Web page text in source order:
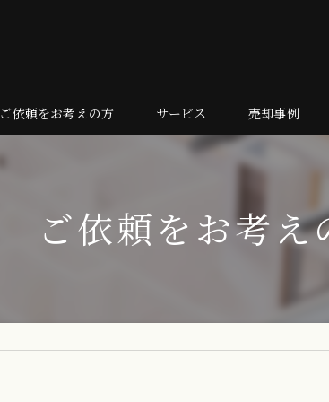
ご依頼をお考えの方 サービス 売却事例
ご依頼をお考え